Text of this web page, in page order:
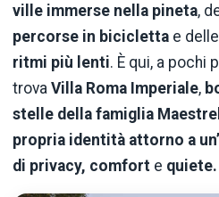
ville immerse nella pineta,
percorse in bicicletta e delle
ritmi più lenti. È qui, a pochi
trova Villa Roma Imperiale,
stelle della famiglia
propria identità attorno a
di privacy, comfort e quiete.